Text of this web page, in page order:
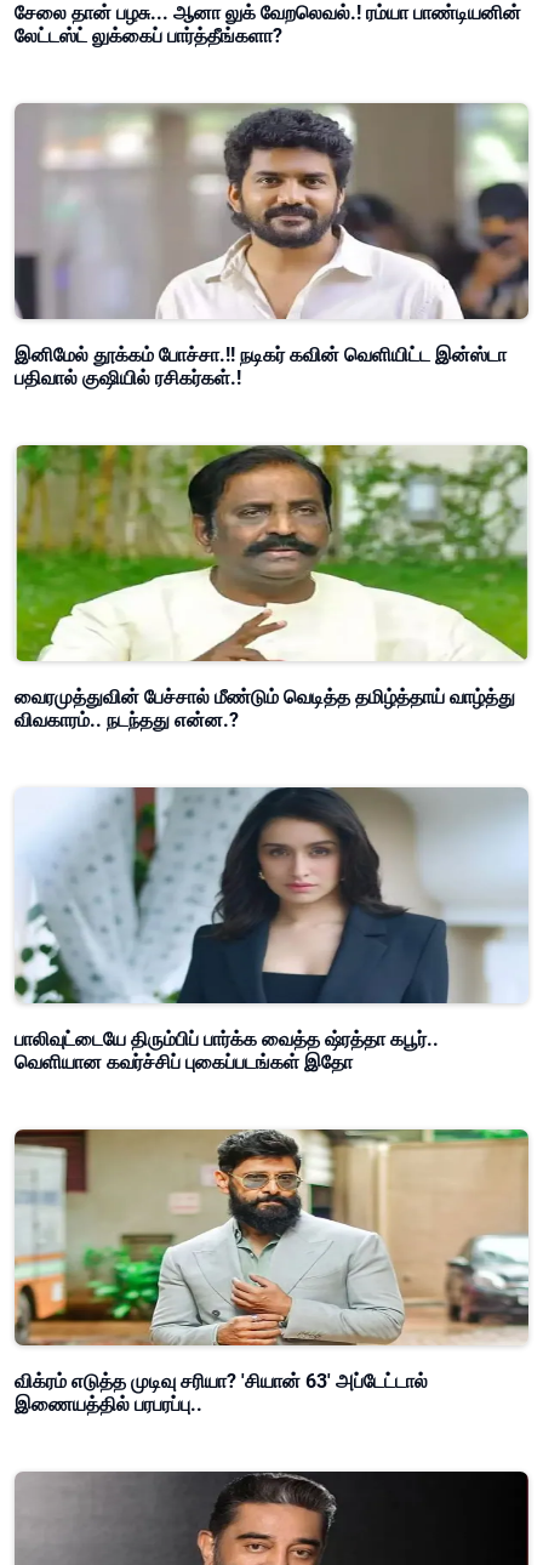
சேலை தான் பழசு... ஆனா லுக் வேறலெவல்.! ரம்யா பாண்டியனின்
லேட்டஸ்ட் லுக்கைப் பார்த்தீங்களா?
இனிமேல் தூக்கம் போச்சா.!! நடிகர் கவின் வெளியிட்ட இன்ஸ்டா
பதிவால் குஷியில் ரசிகர்கள்.!
வைரமுத்துவின் பேச்சால் மீண்டும் வெடித்த தமிழ்த்தாய் வாழ்த்து
விவகாரம்.. நடந்தது என்ன.?
பாலிவுட்டையே திரும்பிப் பார்க்க வைத்த ஷ்ரத்தா கபூர்..
வெளியான கவர்ச்சிப் புகைப்படங்கள் இதோ
விக்ரம் எடுத்த முடிவு சரியா? 'சியான் 63' அப்டேட்டால்
இணையத்தில் பரபரப்பு..